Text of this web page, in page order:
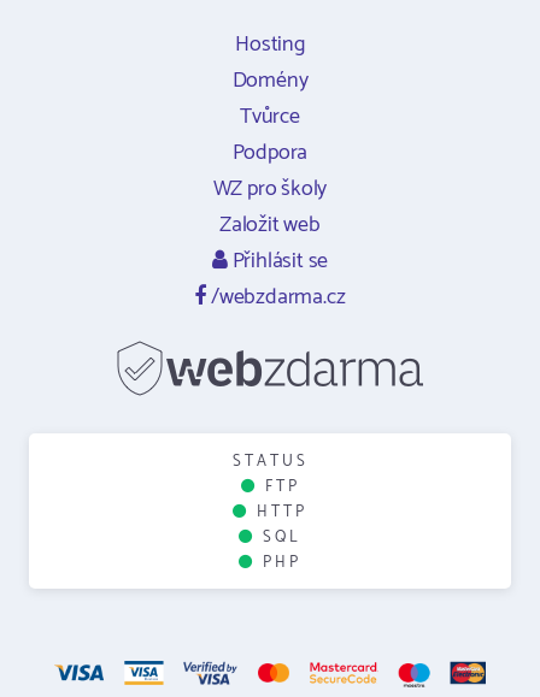
Hosting
Domény
Tvůrce
Podpora
WZ pro školy
Založit web
Přihlásit se
/webzdarma.cz
STATUS
FTP
HTTP
SQL
PHP